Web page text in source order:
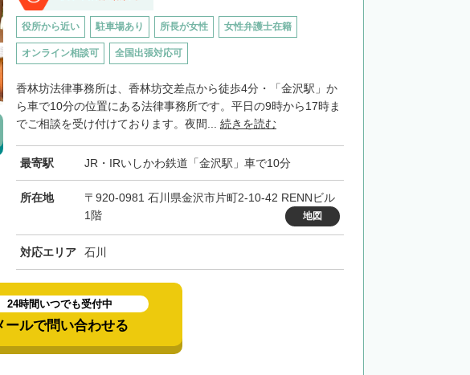
役所から近い 駐車場あり 所長が女性 女性弁護士在籍
オンライン相談可 全国出張対応可
香林坊法律事務所は、香林坊交差点から徒歩4分・「金沢駅」か
ら車で10分の位置にある法律事務所です。平日の9時から17時ま
でご相談を受け付けております。夜間... 続きを読む
最寄駅 JR・IRいしかわ鉄道「金沢駅」車で10分
所在地
〒920-0981 石川県金沢市片町2-10-42 RENNビル
1階
地図
対応エリア 石川
24時間いつでも受付中
ールで問い合わせる